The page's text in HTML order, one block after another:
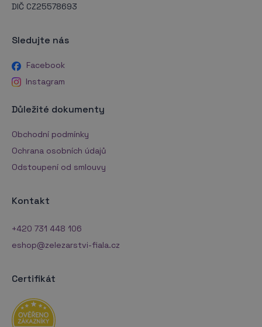
DIČ CZ25578693
Sledujte nás
Facebook
Instagram
Důležité dokumenty
Obchodní podmínky
Ochrana osobních údajů
Odstoupení od smlouvy
Kontakt
+420 731 448 106
eshop@zelezarstvi-fiala.cz
Certifikát